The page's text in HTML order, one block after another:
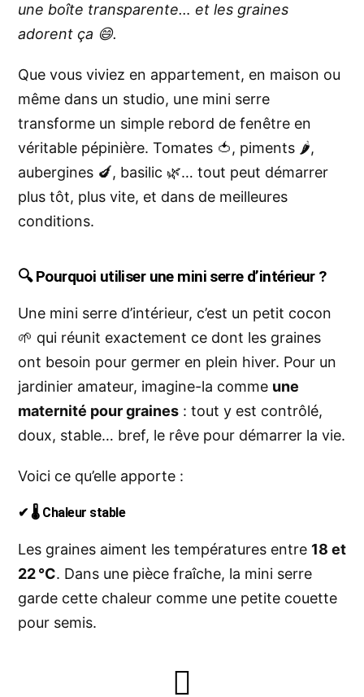
une boîte transparente… et les graines
adorent ça 😄.
Que vous viviez en appartement, en maison ou
même dans un studio, une mini serre
transforme un simple rebord de fenêtre en
véritable pépinière. Tomates 🍅, piments 🌶️,
aubergines 🍆, basilic 🌿… tout peut démarrer
plus tôt, plus vite, et dans de meilleures
conditions.
🔍Pourquoi utiliser une mini serre d’intérieur ?
Une mini serre d’intérieur, c’est un petit cocon
🌱 qui réunit exactement ce dont les graines
ont besoin pour germer en plein hiver. Pour un
jardinier amateur, imagine-la comme une
maternité pour graines : tout y est contrôlé,
doux, stable… bref, le rêve pour démarrer la vie.
Voici ce qu’elle apporte :
✔ 🌡️ Chaleur stable
Les graines aiment les températures entre 18 et
22 °C. Dans une pièce fraîche, la mini serre
garde cette chaleur comme une petite couette
pour semis.